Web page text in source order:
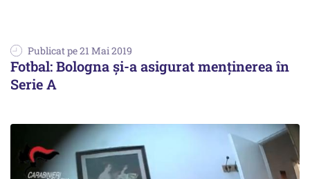
Publicat pe 21 Mai 2019
Fotbal: Bologna şi-a asigurat menţinerea în
Serie A